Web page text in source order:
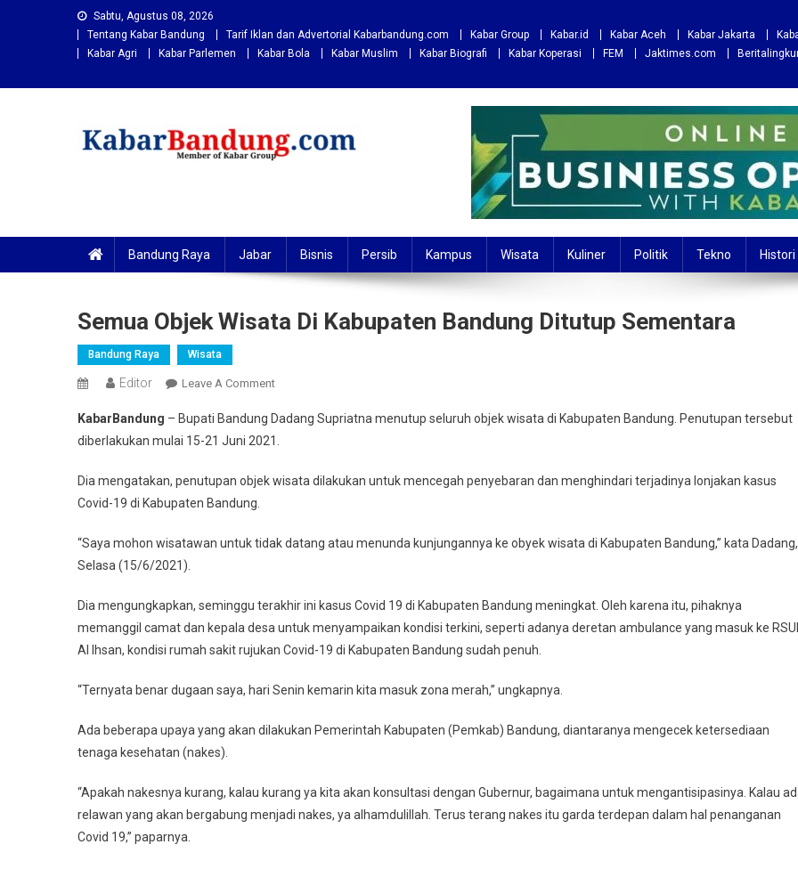
Sabtu, Agustus 08, 2026
Tentang Kabar Bandung
Tarif Iklan dan Advertorial Kabarbandung.com Kabar Group Kabar.id Kabar Aceh Kabar Jakarta
Kabar Agri
Kabar Parlemen Kabar Bola Kabar Muslim Kabar Biografi Kabar Koperasi FEM Jaktimes.com
Bandung Raya Jabar Bisnis Persib Kampus Wisata Kuliner Politik Tekno Histori
Semua Objek Wisata Di Kabupaten Bandung Ditutup Sementara
Bandung Raya Wisata
Editor Leave A CommentOn
Objek
Wisata
Kabupaten
Sementara
KabarBandung – Bupati Bandung Dadang Supriatna menutup seluruh objek wisata di Kabupaten Bandung. Penutupan tersebut
diberlakukan mulai 15-21 Juni 2021.
Dia mengatakan, penutupan objek wisata dilakukan untuk mencegah penyebaran dan menghindari terjadinya lonjakan kasus
Covid-19 di Kabupaten Bandung.
“Saya mohon wisatawan untuk tidak datang atau menunda kunjungannya ke obyek wisata di Kabupaten Bandung,” kata Dadang,
Selasa (15/6/2021).
Dia mengungkapkan, seminggu terakhir ini kasus Covid 19 di Kabupaten Bandung meningkat. Oleh karena itu, pihaknya
memanggil camat dan kepala desa untuk menyampaikan kondisi terkini, seperti adanya deretan ambulance yang masuk ke
Al Ihsan, kondisi rumah sakit rujukan Covid-19 di Kabupaten Bandung sudah penuh.
“Ternyata benar dugaan saya, hari Senin kemarin kita masuk zona merah,” ungkapnya.
Ada beberapa upaya yang akan dilakukan Pemerintah Kabupaten (Pemkab) Bandung, diantaranya mengecek ketersediaan
tenaga kesehatan (nakes).
“Apakah nakesnya kurang, kalau kurang ya kita akan konsultasi dengan Gubernur, bagaimana untuk mengantisipasinya. Kalau
relawan yang akan bergabung menjadi nakes, ya alhamdulillah. Terus terang nakes itu garda terdepan dalam hal penanganan
Covid 19,” paparnya.